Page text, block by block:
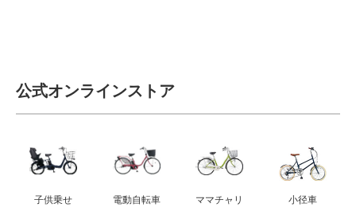
公式オンラインストア
子供乗せ 電動自転車 ママチャリ 小径車